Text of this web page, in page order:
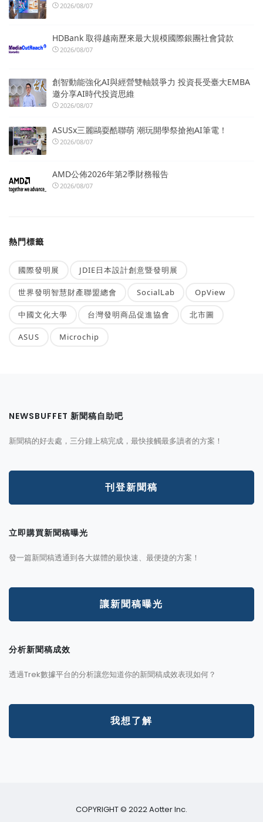
2026/08/07
HDBank 取得越南歷來最大規模國際銀團社會貸款
2026/08/07
創智動能強化AI與經營雙軸競爭力 投資長受臺大EMBA
邀分享AI時代投資思維
2026/08/07
ASUSx三麗鷗耍酷聯萌 潮玩開學祭搶抱AI筆電！
2026/08/07
AMD公佈2026年第2季財務報告
2026/08/07
熱門標籤
國際發明展 JDIE日本設計創意暨發明展
世界發明智慧財產聯盟總會 SocialLab OpView
中國文化大學 台灣發明商品促進協會 北市圖
ASUS Microchip
NEWSBUFFET 新聞稿自助吧
新聞稿的好去處，三分鐘上稿完成，最快接觸最多讀者的方案！
刊登新聞稿
立即購買新聞稿曝光
發一篇新聞稿透通到各大媒體的最快速、最便捷的方案！
讓新聞稿曝光
分析新聞稿成效
透過Trek數據平台的分析讓您知道你的新聞稿成效表現如何？
我想了解
COPYRIGHT © 2022 Aotter Inc.